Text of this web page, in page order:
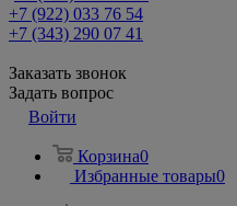
+7 (922) 033 76 54
+7 (343) 290 07 41
Заказать звонок
Задать вопрос
Войти
Корзина0
Избранные товары0